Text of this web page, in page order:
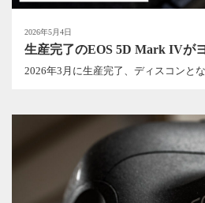
2026年5月4日
生産完了のEOS 5D Mark IVが
2026年3月に生産完了、ディスコンとな